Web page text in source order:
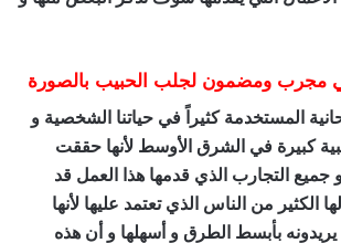
مجرب ومضمون لجلب الحبيب بالصورة
المستخدمة كثيراً في حياتنا الشخصية و
كبيرة في الشرق الأوسط لأنها حققت
جميع التجارب الذي قدمها هذا العمل قد
الكثير من الناس الذي تعتمد عليها لأنها
بأبسط الطرق و أسهلها و أن هذه